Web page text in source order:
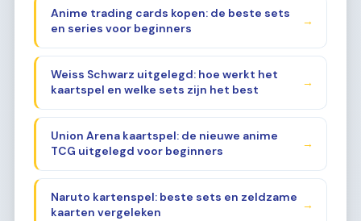
Anime trading cards kopen: de beste sets
en series voor beginners
→
Weiss Schwarz uitgelegd: hoe werkt het
kaartspel en welke sets zijn het best
→
Union Arena kaartspel: de nieuwe anime
TCG uitgelegd voor beginners
→
Naruto kartenspel: beste sets en zeldzame
kaarten vergeleken
→